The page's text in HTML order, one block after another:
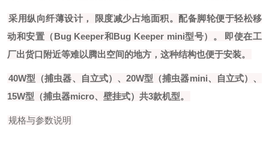
采用纵向纤薄设计，
限度减少占地面积。配备脚轮便于轻松移
动和安置（Bug Keeper和Bug Keeper mini型号）。
即使在工
厂出货口附近等难以腾出空间的地方，这种结构也便于安装。
40W型（捕虫器、自立式）、20W型（捕虫器mini、自立式）、
15W型（捕虫器micro、壁挂式）共3款机型。
规格与参数说明